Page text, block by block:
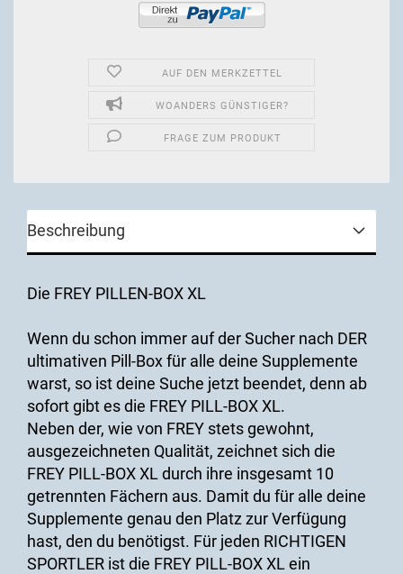
AUF DEN MERKZETTEL
WOANDERS GÜNSTIGER?
FRAGE ZUM PRODUKT
Beschreibung
Die FREY PILLEN-BOX XL
Wenn du schon immer auf der Sucher nach DER
ultimativen Pill-Box für alle deine Supplemente
warst, so ist deine Suche jetzt beendet, denn ab
sofort gibt es die FREY PILL-BOX XL.
Neben der, wie von FREY stets gewohnt,
ausgezeichneten Qualität, zeichnet sich die
FREY PILL-BOX XL durch ihre insgesamt 10
getrennten Fächern aus. Damit du für alle deine
Supplemente genau den Platz zur Verfügung
hast, den du benötigst. Für jeden RICHTIGEN
SPORTLER ist die FREY PILL-BOX XL ein